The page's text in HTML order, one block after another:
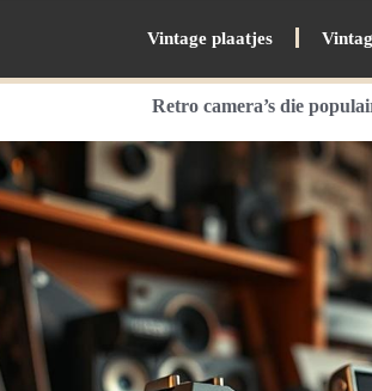
Vintage plaatjes
Retro camera’s die